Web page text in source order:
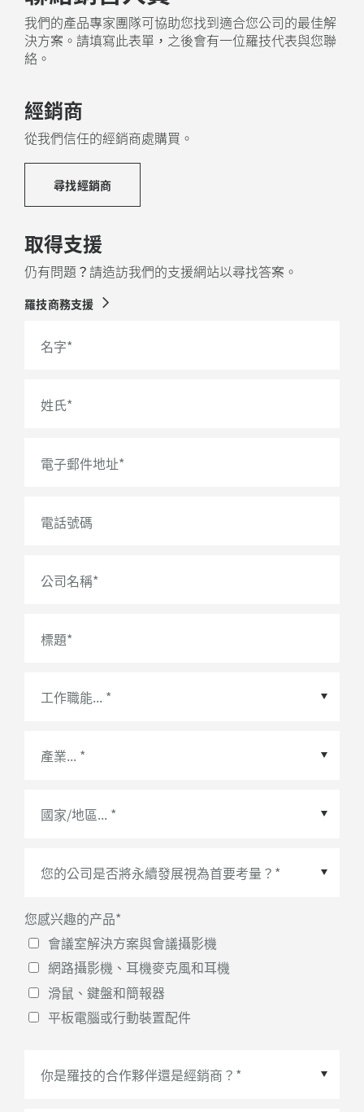
我們的產品專家團隊可協助您找到適合您公司的最佳解
決方案。請填寫此表單，之後會有一位羅技代表與您聯
絡。
經銷商
從我們信任的經銷商處購買。
尋找經銷商
取得支援
仍有問題？請造訪我們的支援網站以尋找答案。
羅技商務支援
名字*
姓氏*
電子郵件地址*
電話號碼
公司名稱*
標題*
國家/地區*
您感兴趣的产品*
會議室解決方案與會議攝影機
網路攝影機、耳機麥克風和耳機
滑鼠、鍵盤和簡報器
平板電腦或行動裝置配件